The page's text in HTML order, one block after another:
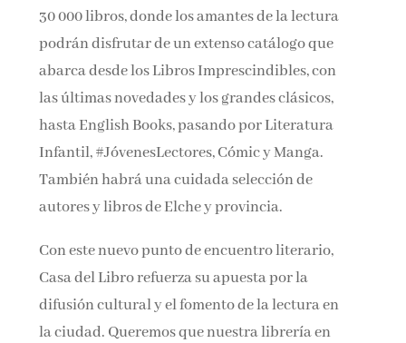
30 000 libros, donde los amantes de la lectura
podrán disfrutar de un extenso catálogo que
abarca desde los Libros Imprescindibles, con
las últimas novedades y los grandes clásicos,
hasta English Books, pasando por Literatura
Infantil, #JóvenesLectores, Cómic y Manga.
También habrá una cuidada selección de
autores y libros de Elche y provincia.
Con este nuevo punto de encuentro literario,
Casa del Libro refuerza su apuesta por la
difusión cultural y el fomento de la lectura en
la ciudad. Queremos que nuestra librería en